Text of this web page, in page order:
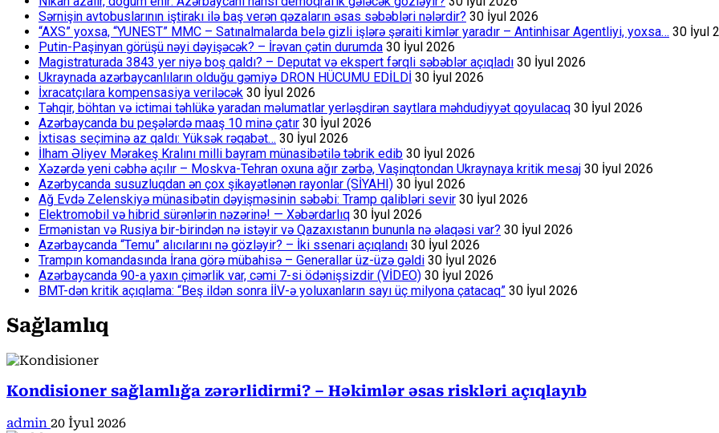
Sərnişin avtobuslarının iştirakı ilə baş verən qəzaların əsas səbəbləri nələrdir? 30 İyul 2026
“AXS” yoxsa, “YUNEST” MMC – Satınalmalarda belə gizli işlərə şəraiti kimlər yaradır – Antinhisar Agentliyi, yoxsa… 30 İyul
Putin-Paşinyan görüşü nəyi dəyişəcək? – İrəvan çətin durumda 30 İyul 2026
Magistraturada 3843 yer niyə boş qaldı? – Deputat və ekspert fərqli səbəblər açıqladı 30 İyul 2026
Ukraynada azərbaycanlıların olduğu gəmiyə DRON HÜCUMU EDİLDİ 30 İyul 2026
İxracatçılara kompensasiya veriləcək 30 İyul 2026
Təhqir, böhtan və ictimai təhlükə yaradan məlumatlar yerləşdirən saytlara məhdudiyyət qoyulacaq 30 İyul 2026
Azərbaycanda bu peşələrdə maaş 10 minə çatır 30 İyul 2026
İxtisas seçiminə az qaldı: Yüksək rəqabət… 30 İyul 2026
İlham Əliyev Mərakeş Kralını milli bayram münasibətilə təbrik edib 30 İyul 2026
Xəzərdə yeni cəbhə açılır – Moskva-Tehran oxuna ağır zərbə, Vaşinqtondan Ukraynaya kritik mesaj 30 İyul 2026
Azərbycanda susuzluqdan ən çox şikayətlənən rayonlar (SİYAHI) 30 İyul 2026
Ağ Evdə Zelenskiyə münasibətin dəyişməsinin səbəbi: Tramp qalibləri sevir 30 İyul 2026
Elektromobil və hibrid sürənlərin nəzərinə! — Xəbərdarlıq 30 İyul 2026
Ermənistan və Rusiya bir-birindən nə istəyir və Qazaxıstanın bununla nə əlaqəsi var? 30 İyul 2026
Azərbaycanda “Temu” alıcılarını nə gözləyir? – İki ssenari açıqlandı 30 İyul 2026
Trampın komandasında İrana görə mübahisə – Generallar üz-üzə gəldi 30 İyul 2026
Azərbaycanda 90-a yaxın çimərlik var, cəmi 7-si ödənişsizdir (VİDEO) 30 İyul 2026
BMT-dən kritik açıqlama: “Beş ildən sonra İİV-ə yoluxanların sayı üç milyona çatacaq” 30 İyul 2026
Sağlamlıq
Kondisioner sağlamlığa zərərlidirmi? – Həkimlər əsas riskləri açıqlayıb
admin 20 İyul 2026